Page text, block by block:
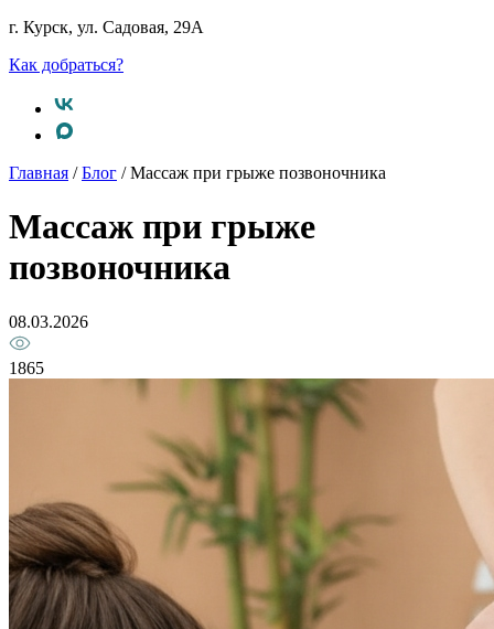
г. Курск, ул. Садовая, 29А
Как добраться?
Главная /Блог /Массаж при грыже позвоночника
Массаж при грыже
позвоночника
08.03.2026
1865